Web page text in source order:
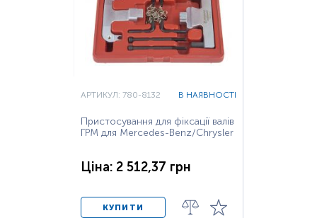
АРТИКУЛ: 780-8132 В НАЯВНОСТІ
Пристосування для фіксації валів
ГРМ для Mercedes-Benz/Chrysler
Ціна: 2 512,37 грн
КУПИТИ